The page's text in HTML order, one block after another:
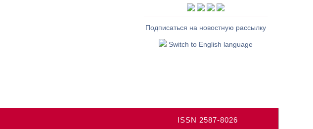
Подписаться на новостную рассылку
Switch to English language
ISSN 2587-8026